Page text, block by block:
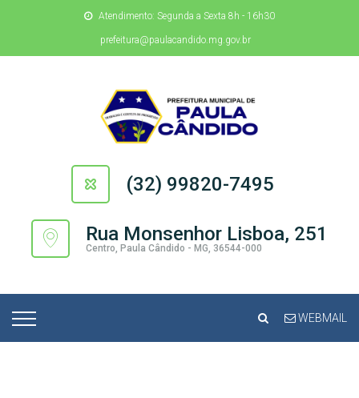
Atendimento: Segunda a Sexta 8h - 16h30
prefeitura@paulacandido.mg.gov.br
(32) 99820-7495
Rua Monsenhor Lisboa, 251
Centro, Paula Cândido - MG, 36544-000
WEBMAIL